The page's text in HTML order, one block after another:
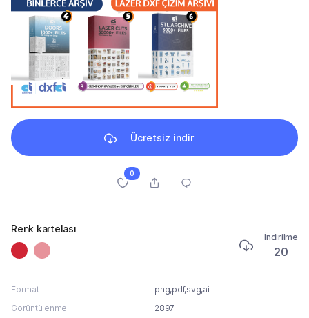
Ücretsiz indir
0
Renk kartelası
İndirilme
20
Format
png,pdf,svg,ai
Görüntülenme
2897